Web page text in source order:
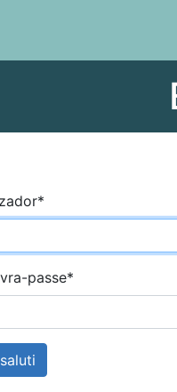
*
passe*